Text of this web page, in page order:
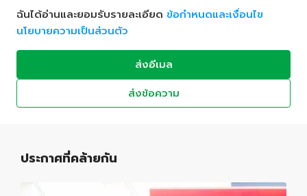
ฉันได้อ่านและยอมรับรายละเอียด ข้อกำหนดและเงื่อนไข
นโยบายความเป็นส่วนตัว
ส่งอีเมล
ส่งข้อความ
ประกาศที่คล้ายกัน